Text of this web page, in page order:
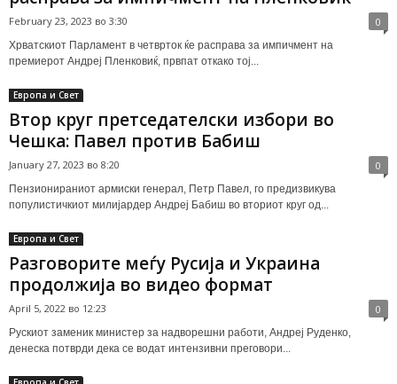
February 23, 2023 во 3:30 0
Хрватскиот Парламент в четврток ќе расправа за импичмент на
премиерот Андреј Пленковиќ, првпат откако тој...
Европа и Свет
Втор круг претседателски избори во
Чешка: Павел против Бабиш
January 27, 2023 во 8:20 0
Пензионираниот армиски генерал, Петр Павел, го предизвикува
популистичкиот милијардер Андреј Бабиш во вториот круг од...
Европа и Свет
Разговорите меѓу Русија и Украина
продолжија во видео формат
April 5, 2022 во 12:23 0
Рускиот заменик министер за надворешни работи, Андреј Руденко,
денеска потврди дека се водат интензивни преговори...